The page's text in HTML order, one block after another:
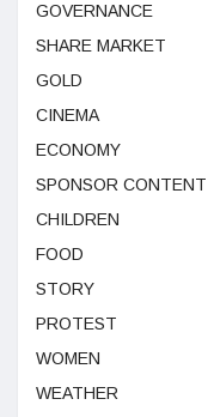
GOVERNANCE
SHARE MARKET
GOLD
CINEMA
ECONOMY
SPONSOR CONTENT
CHILDREN
FOOD
STORY
PROTEST
WOMEN
WEATHER